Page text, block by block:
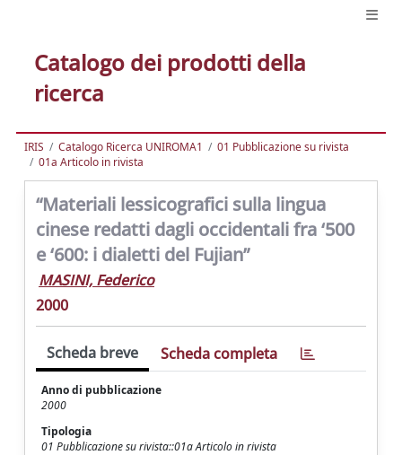
Catalogo dei prodotti della
ricerca
IRIS Catalogo Ricerca UNIROMA1
01 Pubblicazione su rivista
01a Articolo in rivista
“Materiali lessicografici sulla lingua
cinese redatti dagli occidentali fra ‘500
e ‘600: i dialetti del Fujian”
MASINI, Federico
2000
Scheda breve Scheda completa
Anno di pubblicazione
2000
Tipologia
01 Pubblicazione su rivista::01a Articolo in rivista